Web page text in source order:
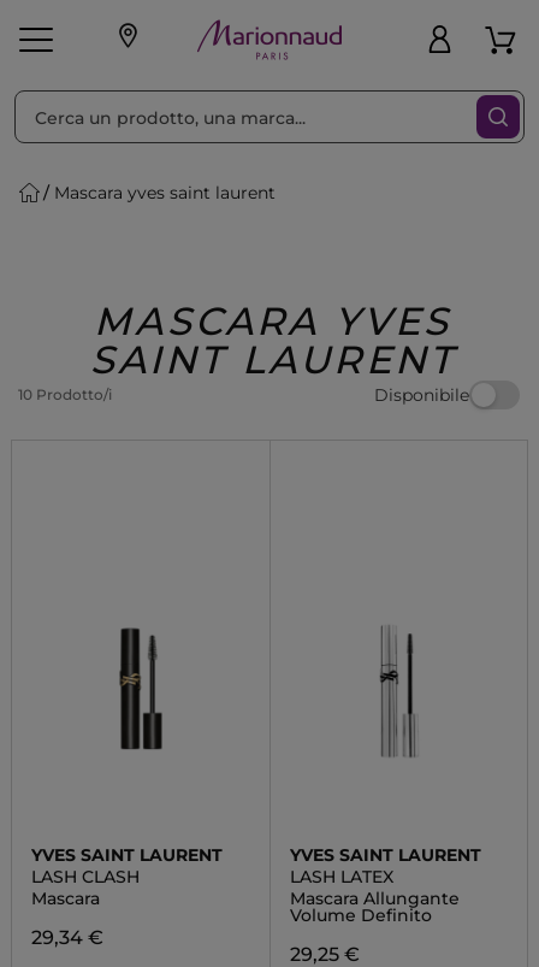
Make-up Profumi
Regalo
Mascara yves saint laurent
MASCARA YVES
SAINT LAURENT
10 Prodotto/i Disponibile
Ordina per Filtra
YVES SAINT LAURENT
LASH CLASH
Mascara
29,34 €
YVES SAINT LAURENT
LASH LATEX
Mascara Allungante
Volume Definito
29,25 €